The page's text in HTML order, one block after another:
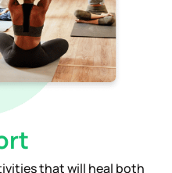
that will heal both